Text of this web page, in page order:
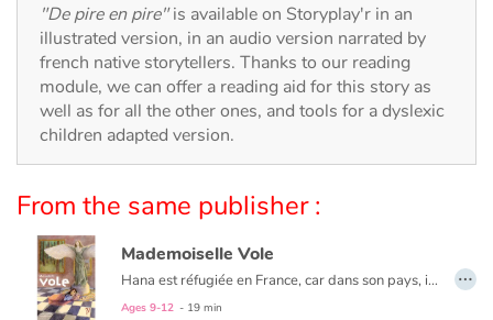
With the family
Daily life and hobbies
At school
Festivals and events
Love and friendship
Social issues
"De pire en pire"is available on Storyplay'r in an
illustrated version, in an audio version narrated by
french native storytellers. Thanks to our reading
module, we can offer a reading aid for this story as
well as for all the other ones, and tools for a dyslexic
children adapted version.
From the same publisher :
Mademoiselle Vole
Hana est réfugiée en France, car dans son pays, il y a la guerre. La nuit, elle dort, avec sa maman, dans un musée, tout près de « Mademoiselle Vole ». Mais ça, il ne faut pas le dire, c'est un secret. Jusqu'au jour où...
Ages 9-12 - 19 min
…